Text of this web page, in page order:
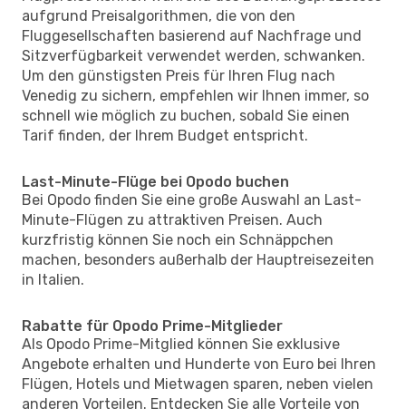
aufgrund Preisalgorithmen, die von den
Fluggesellschaften basierend auf Nachfrage und
Sitzverfügbarkeit verwendet werden, schwanken.
Um den günstigsten Preis für Ihren Flug nach
Venedig zu sichern, empfehlen wir Ihnen immer, so
schnell wie möglich zu buchen, sobald Sie einen
Tarif finden, der Ihrem Budget entspricht.
Last-Minute-Flüge bei Opodo buchen
Bei Opodo finden Sie eine große Auswahl an Last-
Minute-Flügen zu attraktiven Preisen. Auch
kurzfristig können Sie noch ein Schnäppchen
machen, besonders außerhalb der Hauptreisezeiten
in Italien.
Rabatte für Opodo Prime-Mitglieder
Als Opodo Prime-Mitglied können Sie exklusive
Angebote erhalten und Hunderte von Euro bei Ihren
Flügen, Hotels und Mietwagen sparen, neben vielen
anderen Vorteilen. Entdecken Sie alle Vorteile von